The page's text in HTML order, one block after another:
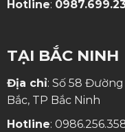
Hotline:
TẠI BẮC NINH
Địa chỉ: Số 58
Bắc, TP Bắc Ninh
Hotline: